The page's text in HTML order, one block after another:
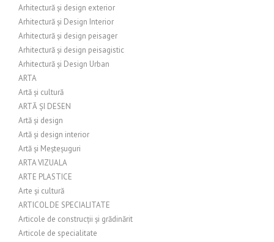
Arhitectură și design exterior
Arhitectură și Design Interior
Arhitectură și design peisager
Arhitectură și design peisagistic
Arhitectură și Design Urban
ARTA
Artă și cultură
ARTĂ ȘI DESEN
Artă și design
Artă și design interior
Artă și Meșteșuguri
ARTA VIZUALA
ARTE PLASTICE
Arte și cultură
ARTICOL DE SPECIALITATE
Articole de construcții și grădinărit
Articole de specialitate